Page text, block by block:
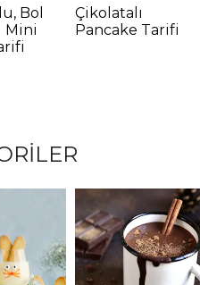
Bol
Mini
Çikolatalı
Pancake Tarifi